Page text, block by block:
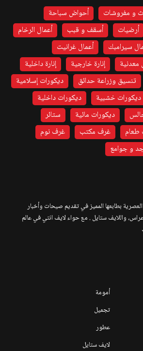
و مفروشات
أحواض سباحة
أرضيات أسقف و قبب
أعمال الرخام
سيرامبك
أعمال غرانيت
معدنية إنارة خارجية
إنارة داخلية
تنسيق وزراعة حدائق
ديكورات إسلامية
ديكورات خشبية
ديكورات داخلية
ديكورات مائية
ستائر
غرف مكتب
غرف نوم
و جوامع
بطابعها المميز في تقديم صيحات وأخبار
واللايف ستايل . مع حواء لايف انتي في عالم
أمومة
تجميل
عطور
لايف ستايل